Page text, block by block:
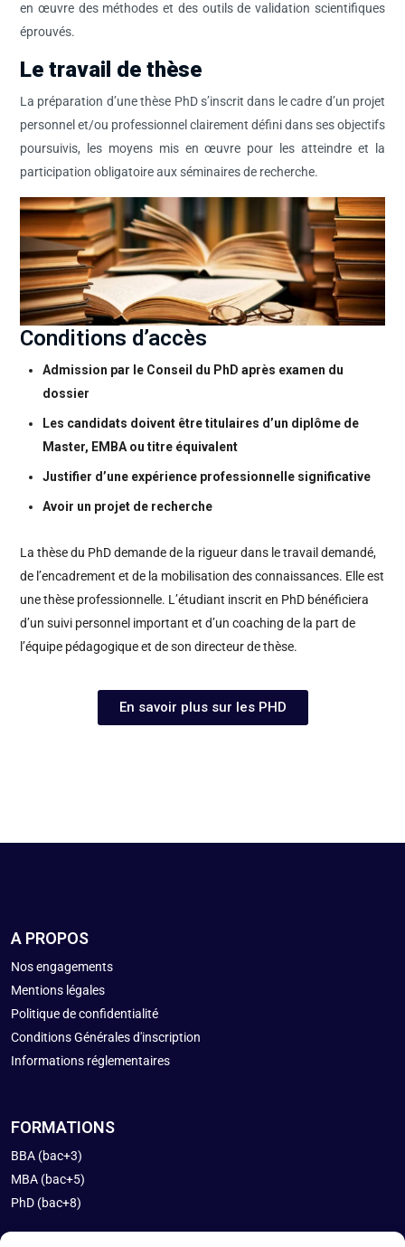
en œuvre des méthodes et des outils de validation scientifiques
éprouvés.
Le travail de thèse
La préparation d’une thèse PhD s’inscrit dans le cadre d’un projet
personnel et/ou professionnel clairement défini dans ses objectifs
poursuivis, les moyens mis en œuvre pour les atteindre et la
participation obligatoire aux séminaires de recherche.
Conditions d’accès
Admission par le Conseil du PhD après examen du
dossier
Les candidats doivent être titulaires d’un diplôme de
Master, EMBA ou titre équivalent
Justifier d’une expérience professionnelle significative
Avoir un projet de recherche
La thèse du PhD demande de la rigueur dans le travail demandé,
de l’encadrement et de la mobilisation des connaissances. Elle est
une thèse professionnelle. L’étudiant inscrit en PhD bénéficiera
d’un suivi personnel important et d’un coaching de la part de
l’équipe pédagogique et de son directeur de thèse.
En savoir plus sur les PHD
A PROPOS
Nos engagements
Mentions légales
Politique de confidentialité
Conditions Générales d'inscription
Informations réglementaires
FORMATIONS
BBA (bac+3)
MBA (bac+5)
PhD (bac+8)